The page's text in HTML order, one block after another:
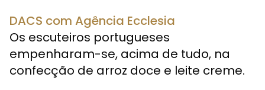
DACS com Agência Ecclesia
Os escuteiros portugueses
empenharam-se, acima de tudo, na
confecção de arroz doce e leite creme.